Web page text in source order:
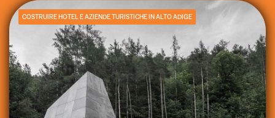
COSTRUIRE HOTEL E AZIENDE TURISTICHE IN ALTO ADIGE